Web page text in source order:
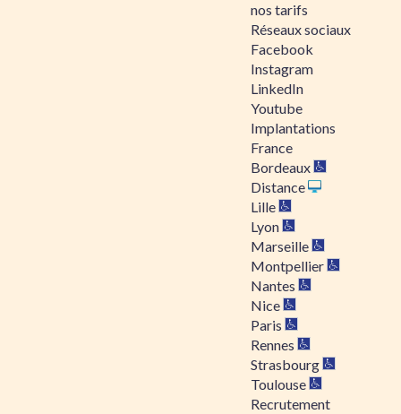
nos tarifs
Réseaux sociaux
Facebook
Instagram
LinkedIn
Youtube
Implantations
France
Bordeaux
Distance
Lille
Lyon
Marseille
Montpellier
Nantes
Nice
Paris
Rennes
Strasbourg
Toulouse
Recrutement